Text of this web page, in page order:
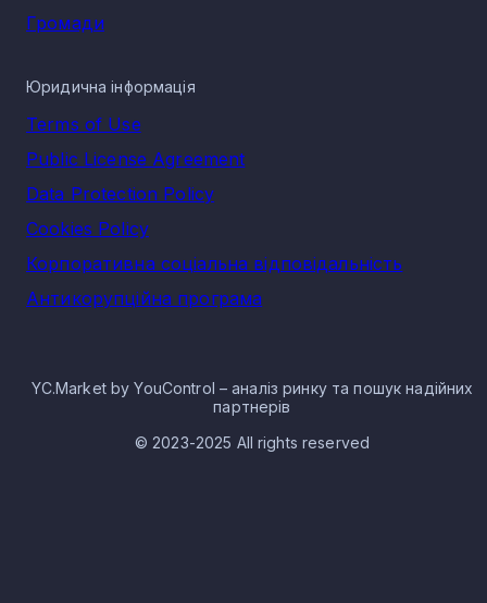
Громади
Юридична інформація
Terms of Use
Public License Agreement
Data Protection Policy
Cookies Policy
Корпоративна соціальна відповідальність
Антикорупційна програма
YC.Market by YouControl – аналіз ринку та пошук надійних
партнерів
© 2023-2025 All rights reserved